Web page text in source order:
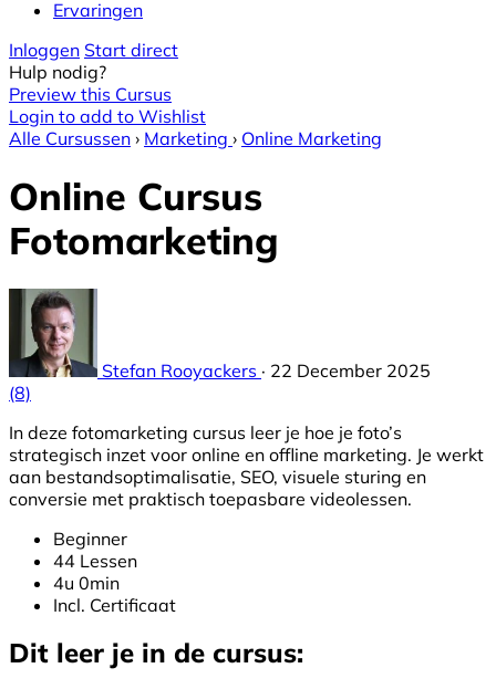
Ervaringen
Inloggen Start direct
Hulp nodig?
Preview this Cursus
Login to add to Wishlist
Alle Cursussen › Marketing › Online Marketing
Online Cursus
Fotomarketing
Stefan Rooyackers · 22 December 2025
(8)
In deze fotomarketing cursus leer je hoe je foto’s
strategisch inzet voor online en offline marketing. Je werkt
aan bestandsoptimalisatie, SEO, visuele sturing en
conversie met praktisch toepasbare videolessen.
Beginner
44 Lessen
4u 0min
Incl. Certificaat
Dit leer je in de cursus: